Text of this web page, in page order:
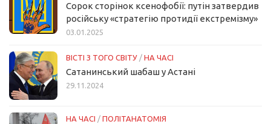
Сорок сторінок ксенофобії: путін затвердив
російську «стратегію протидії екстремізму»
03.01.2025
ВІСТІ З ТОГО СВІТУ / НА ЧАСІ
Сатанинський шабаш у Астані
29.11.2024
НА ЧАСІ / ПОЛІТАНАТОМІЯ